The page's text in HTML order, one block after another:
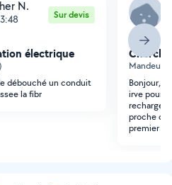
N.
Sur devis
électrique
débouché un conduit
la fibr
Bonjour,
irve pour
recharge
proche
premier